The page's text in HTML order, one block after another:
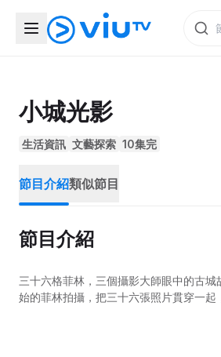
小城光影
生活資訊 文藝探索 10集完
節目介紹類似節目
節目介紹
三十六格菲林，三個攝影大師眼中的古
始的菲林拍攝，把三十六張照片貫穿一起